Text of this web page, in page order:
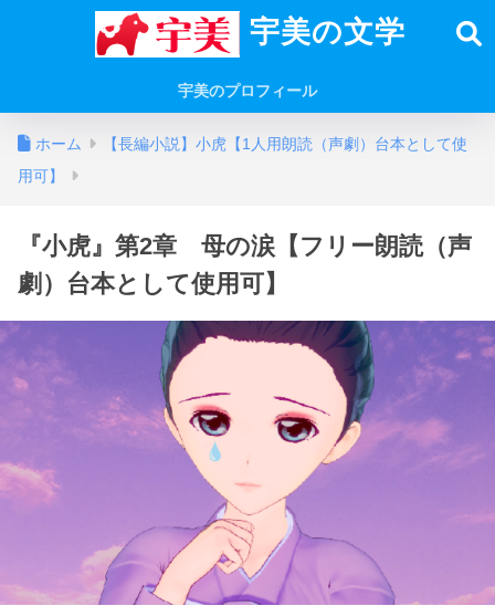
宇美の文学
宇美のプロフィール
ホーム
【長編小説】小虎【1人用朗読（声劇）台本として使
用可】
『小虎』第2章 母の涙【フリー朗読（声
劇）台本として使用可】